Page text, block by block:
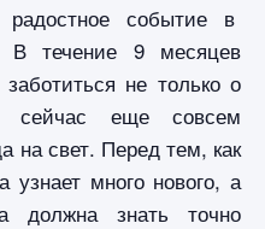
событие в
течение 9 месяцев
не только о
еще совсем
на свет. Перед тем, как
много нового, а
должна знать точно